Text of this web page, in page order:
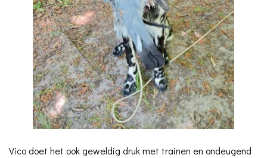
Vico doet het ook geweldig druk met trainen en ondeugend